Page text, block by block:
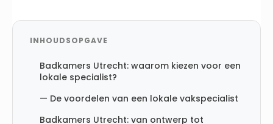
INHOUDSOPGAVE
Badkamers Utrecht: waarom kiezen voor een
lokale specialist?
— De voordelen van een lokale vakspecialist
Badkamers Utrecht: van ontwerp tot